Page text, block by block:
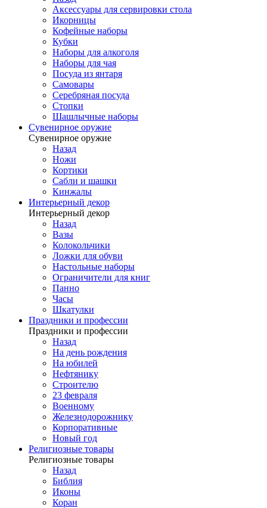
Аксессуары для сервировки стола
Икорницы
Кофейные наборы
Кубки
Наборы для алкоголя
Наборы для чая
Посуда из янтаря
Самовары
Серебряная посуда
Стопки
Шашлычные наборы
Сувенирное оружие
Сувенирное оружие
Назад
Ножи
Кортики
Сабли и шашки
Кинжалы
Интерьерный декор
Интерьерный декор
Назад
Вазы
Колокольчики
Ложки для обуви
Настольные наборы
Ограничители для книг
Панно
Часы
Шкатулки
Праздники и профессии
Праздники и профессии
Назад
На день рождения
На юбилей
Нефтянику
Строителю
23 февраля
Военному
Железнодорожнику
Корпоративные
Новый год
Религиозные товары
Религиозные товары
Назад
Библия
Иконы
Коран